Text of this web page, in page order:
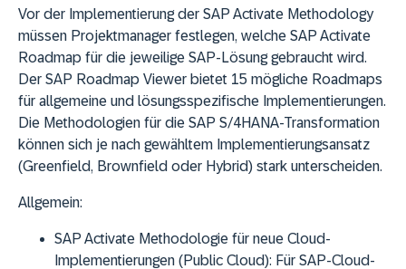
Vor der Implementierung der SAP Activate Methodology
müssen Projektmanager festlegen, welche SAP Activate
Roadmap für die jeweilige SAP-Lösung gebraucht wird.
Der SAP Roadmap Viewer bietet 15 mögliche Roadmaps
für allgemeine und lösungsspezifische Implementierungen.
Die Methodologien für die SAP S/4HANA-Transformation
können sich je nach gewähltem Implementierungsansatz
(Greenfield, Brownfield oder Hybrid) stark unterscheiden.
Allgemein:
SAP Activate Methodologie für neue Cloud-
Implementierungen (Public Cloud): Für SAP-Cloud-